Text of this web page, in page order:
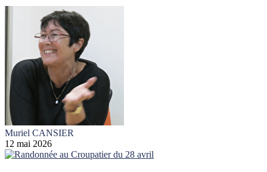
Muriel CANSIER
12 mai 2026